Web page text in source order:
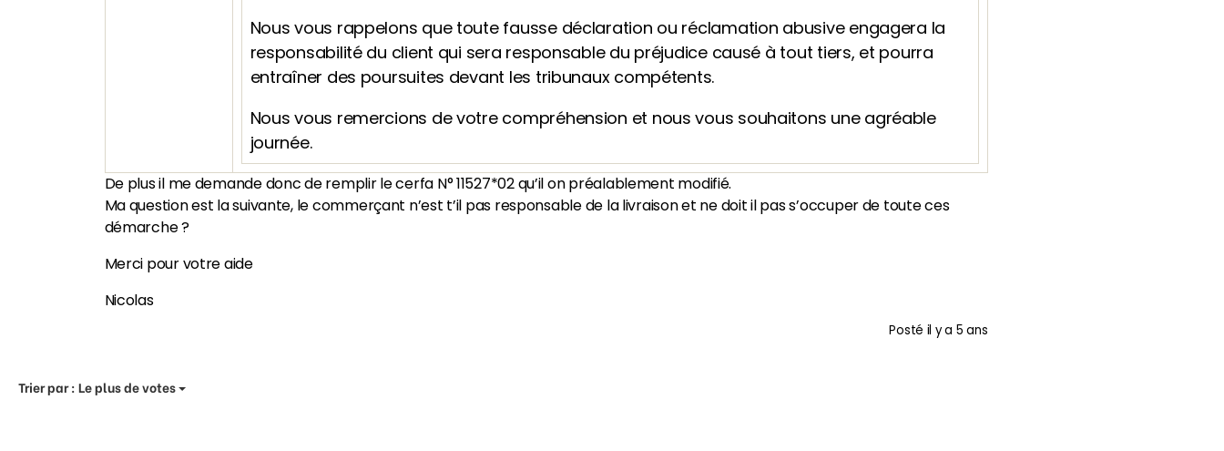
Nous vous rappelons que toute fausse déclaration ou réclamation abusive engagera la
responsabilité du client qui sera responsable du préjudice causé à tout tiers, et pourra
entraîner des poursuites devant les tribunaux compétents.
Nous vous remercions de votre compréhension et nous vous souhaitons une agréable
journée.
De plus il me demande donc de remplir le cerfa N° 11527*02 qu’il on préalablement modifié.
Ma question est la suivante, le commerçant n’est t’il pas responsable de la livraison et ne doit il pas s’occuper de toute ces
démarche ?
Merci pour votre aide
Nicolas
Posté il y a 5 ans
Trier par :Le plus de votes